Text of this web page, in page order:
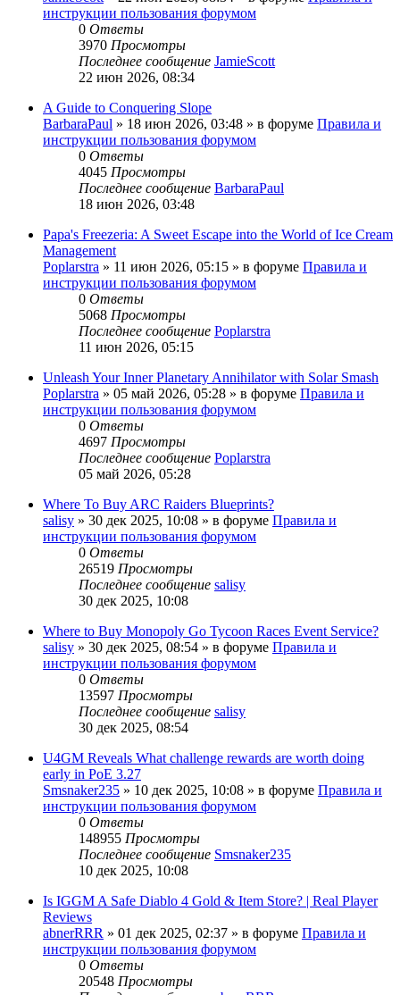
инструкции пользования форумом
0 Ответы
3970 Просмотры
Последнее сообщение JamieScott
22 июн 2026, 08:34
A Guide to Conquering Slope
BarbaraPaul » 18 июн 2026, 03:48 » в форуме Правила и
инструкции пользования форумом
0 Ответы
4045 Просмотры
Последнее сообщение BarbaraPaul
18 июн 2026, 03:48
Papa's Freezeria: A Sweet Escape into the World of Ice Cream
Management
Poplarstra » 11 июн 2026, 05:15 » в форуме Правила и
инструкции пользования форумом
0 Ответы
5068 Просмотры
Последнее сообщение Poplarstra
11 июн 2026, 05:15
Unleash Your Inner Planetary Annihilator with Solar Smash
Poplarstra » 05 май 2026, 05:28 » в форуме Правила и
инструкции пользования форумом
0 Ответы
4697 Просмотры
Последнее сообщение Poplarstra
05 май 2026, 05:28
Where To Buy ARC Raiders Blueprints?
salisy » 30 дек 2025, 10:08 » в форуме Правила и
инструкции пользования форумом
0 Ответы
26519 Просмотры
Последнее сообщение salisy
30 дек 2025, 10:08
Where to Buy Monopoly Go Tycoon Races Event Service?
salisy » 30 дек 2025, 08:54 » в форуме Правила и
инструкции пользования форумом
0 Ответы
13597 Просмотры
Последнее сообщение salisy
30 дек 2025, 08:54
U4GM Reveals What challenge rewards are worth doing
early in PoE 3.27
Smsnaker235 » 10 дек 2025, 10:08 » в форуме Правила и
инструкции пользования форумом
0 Ответы
148955 Просмотры
Последнее сообщение Smsnaker235
10 дек 2025, 10:08
Is IGGM A Safe Diablo 4 Gold & Item Store? | Real Player
Reviews
abnerRRR » 01 дек 2025, 02:37 » в форуме Правила и
инструкции пользования форумом
0 Ответы
20548 Просмотры